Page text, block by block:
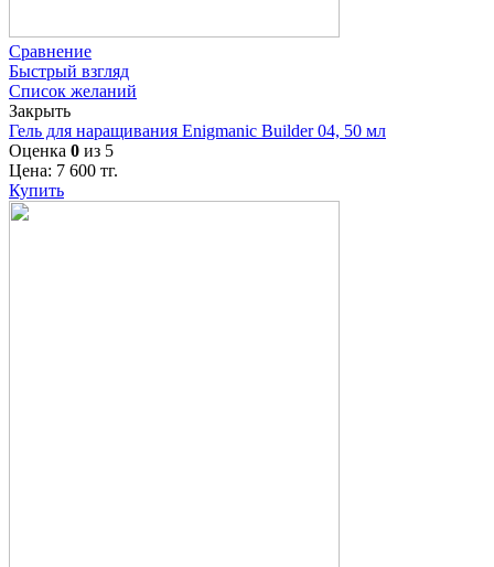
Сравнение
Быстрый взгляд
Список желаний
Закрыть
Гель для наращивания Enigmanic Builder 04, 50 мл
Оценка 0 из 5
Цена: 7 600 тг.
Купить